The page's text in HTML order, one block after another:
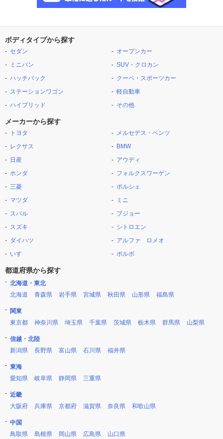
ボディタイプから探す
セダン
ミニバン
ハッチバック
ステーションワゴン
ハイブリッド
オープンカー
SUV・クロカン
クーペ・スポーツカー
軽自動車
その他
メーカーから探す
トヨタ
レクサス
日産
ホンダ
三菱
マツダ
スバル
スズキ
ダイハツ
いすゞ
メルセデス・ベンツ
BMW
アウディ
フォルクスワーゲン
ポルシェ
ミニ
プジョー
シトロエン
アルファ ロメオ
ボルボ
都道府県から探す
北海道・東北
北海道
青森県 岩手県 宮城県 秋田県 山形県 福島県
関東
東京都
神奈川県 埼玉県 千葉県 茨城県 栃木県 群馬県 山梨県
信越・北陸
新潟県
長野県 富山県 石川県 福井県
東海
愛知県
岐阜県 静岡県 三重県
近畿
大阪府
兵庫県 京都府 滋賀県 奈良県 和歌山県
中国
鳥取県
島根県 岡山県 広島県 山口県